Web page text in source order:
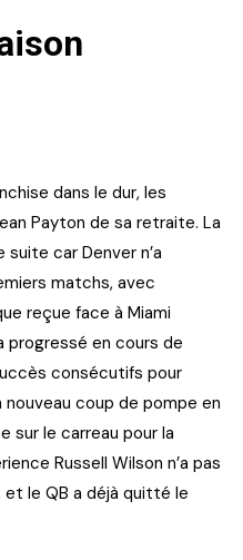
dans le dur, les
Payton de sa retraite. La
suite car Denver n’a
matchs, avec
reçue face à Miami
progressé en cours de
consécutifs pour
nouveau coup de pompe en
sur le carreau pour la
Russell Wilson n’a pas
le QB a déjà quitté le